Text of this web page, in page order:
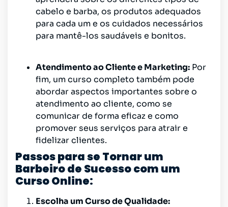
cabelo e barba, os produtos adequados
para cada um e os cuidados necessários
para mantê-los saudáveis e bonitos.
Atendimento ao Cliente e Marketing: Por
fim, um curso completo também pode
abordar aspectos importantes sobre o
atendimento ao cliente, como se
comunicar de forma eficaz e como
promover seus serviços para atrair e
fidelizar clientes.
Passos para se Tornar um
Barbeiro de Sucesso com um
Curso Online:
Escolha um Curso de Qualidade: